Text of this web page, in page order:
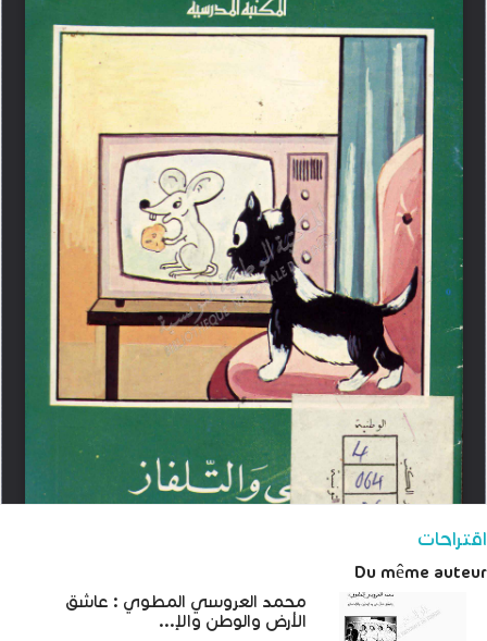
اقتراحات
Du même auteur
محمد العروسي المطوي : عاشق
الأرض والوطن والإ...